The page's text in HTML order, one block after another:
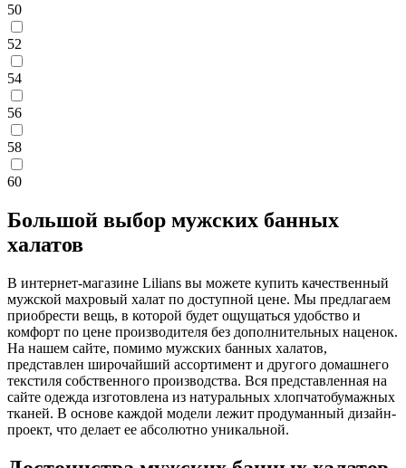
50
52
54
56
58
60
Большой выбор мужских банных
халатов
В интернет-магазине Lilians вы можете купить качественный
мужской махровый халат по доступной цене. Мы предлагаем
приобрести вещь, в которой будет ощущаться удобство и
комфорт по цене производителя без дополнительных наценок.
На нашем сайте, помимо мужских банных халатов,
представлен широчайший ассортимент и другого домашнего
текстиля собственного производства. Вся представленная на
сайте одежда изготовлена из натуральных хлопчатобумажных
тканей. В основе каждой модели лежит продуманный дизайн-
проект, что делает ее абсолютно уникальной.